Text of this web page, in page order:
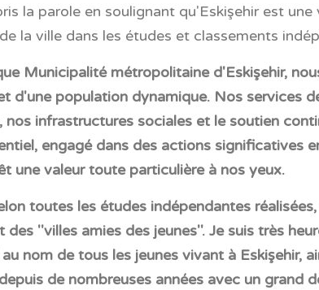
la parole en soulignant qu'Eskişehir est
la ville dans les études et classements
Municipalité métropolitaine d'Eskişehir,
d'une population dynamique. Nos services
nos infrastructures sociales et le soutien
engagé dans des actions significatives
une valeur toute particulière à nos yeux.
toutes les études indépendantes
des ''villes amies des jeunes''. Je suis très
nom de tous les jeunes vivant à Eskişehir,
de nombreuses années avec un grand